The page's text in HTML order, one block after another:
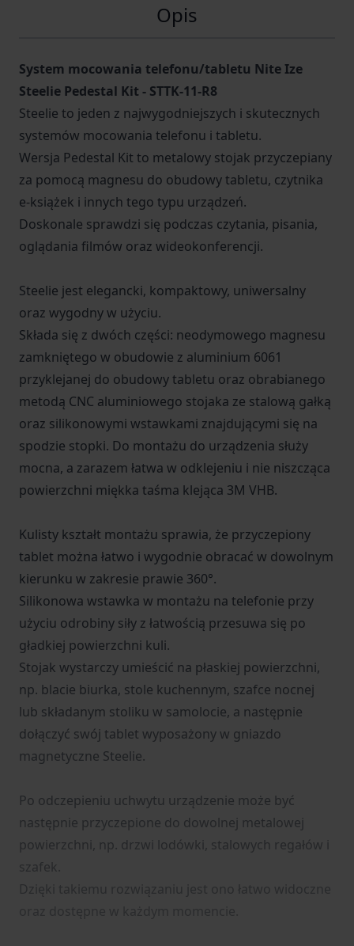
Opis
System mocowania telefonu/tabletu Nite Ize
Steelie Pedestal Kit - STTK-11-R8
Steelie to jeden z najwygodniejszych i skutecznych
systemów mocowania telefonu i tabletu.
Wersja Pedestal Kit to metalowy stojak przyczepiany
za pomocą magnesu do obudowy tabletu, czytnika
e-książek i innych tego typu urządzeń.
Doskonale sprawdzi się podczas czytania, pisania,
oglądania filmów oraz wideokonferencji.
Steelie jest elegancki, kompaktowy, uniwersalny
oraz wygodny w użyciu.
Składa się z dwóch części: neodymowego magnesu
zamkniętego w obudowie z aluminium 6061
przyklejanej do obudowy tabletu oraz obrabianego
metodą CNC aluminiowego stojaka ze stalową gałką
oraz silikonowymi wstawkami znajdującymi się na
spodzie stopki. Do montażu do urządzenia służy
mocna, a zarazem łatwa w odklejeniu i nie niszcząca
powierzchni miękka taśma klejąca 3M VHB.
Kulisty kształt montażu sprawia, że przyczepiony
tablet można łatwo i wygodnie obracać w dowolnym
kierunku w zakresie prawie 360°.
Silikonowa wstawka w montażu na telefonie przy
użyciu odrobiny siły z łatwością przesuwa się po
gładkiej powierzchni kuli.
Stojak wystarczy umieścić na płaskiej powierzchni,
np. blacie biurka, stole kuchennym, szafce nocnej
lub składanym stoliku w samolocie, a następnie
dołączyć swój tablet wyposażony w gniazdo
magnetyczne Steelie.
Po odczepieniu uchwytu urządzenie może być
następnie przyczepione do dowolnej metalowej
powierzchni, np. drzwi lodówki, stalowych regałów i
szafek.
Dzięki takiemu rozwiązaniu jest ono łatwo widoczne